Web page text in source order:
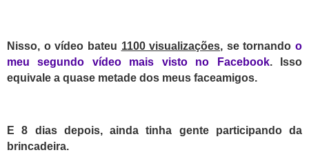
Nisso, o vídeo bateu 1100 visualizações, se tornando o
meu segundo vídeo mais visto no Facebook.
Isso
equivale a quase metade dos meus faceamigos.
E 8 dias depois, ainda tinha gente participando da
brincadeira.